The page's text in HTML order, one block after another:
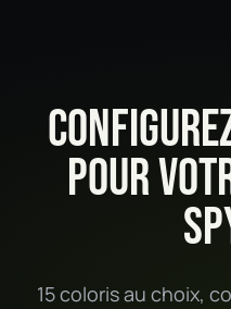
POUR
15 coloris au choix,